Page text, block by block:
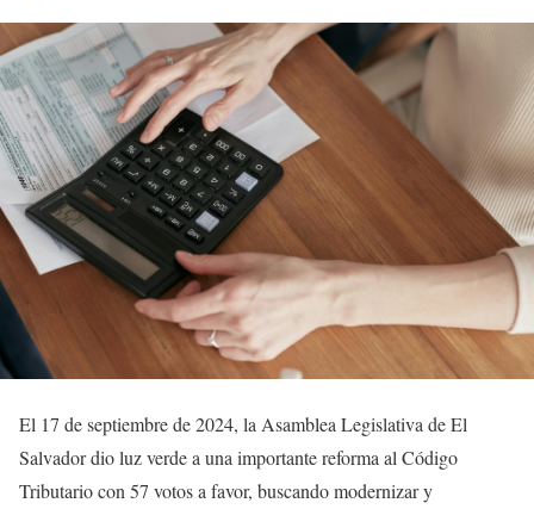
El 17 de septiembre de 2024, la Asamblea Legislativa de El
Salvador dio luz verde a una importante reforma al Código
Tributario con 57 votos a favor, buscando modernizar y